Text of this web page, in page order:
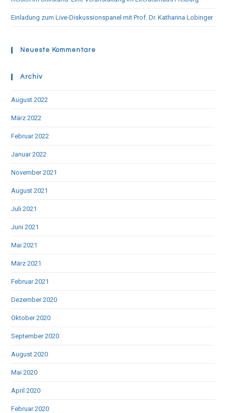
Einladung zum Live-Diskussionspanel mit Prof. Dr. Katharina Lobinger
Neueste Kommentare
Archiv
August 2022
März 2022
Februar 2022
Januar 2022
November 2021
August 2021
Juli 2021
Juni 2021
Mai 2021
März 2021
Februar 2021
Dezember 2020
Oktober 2020
September 2020
August 2020
Mai 2020
April 2020
Februar 2020